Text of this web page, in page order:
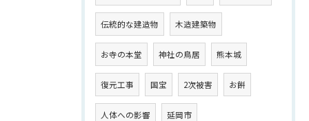
伝統的な建造物 木造建築物
お寺の本堂 神社の鳥居 熊本城
復元工事 国宝 2次被害 お餅
人体への影響 延岡市